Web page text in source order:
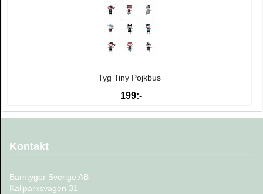
Tyg Tiny Pojkbus
199:-
Kontakt
Barntyger Sverige AB
Källparksvägen 31